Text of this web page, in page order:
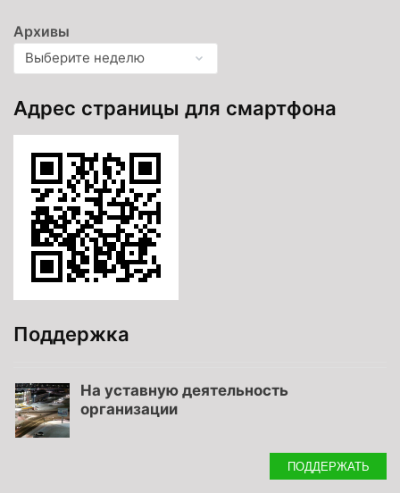
Архивы
Адрес страницы для смартфона
Поддержка
На уставную деятельность
организации
ПОДДЕРЖАТЬ